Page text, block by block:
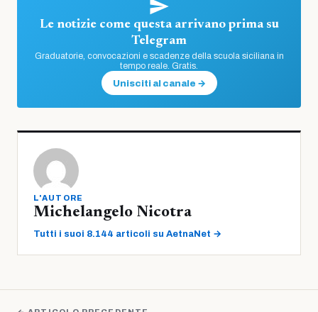
Le notizie come questa arrivano prima su
Telegram
Graduatorie, convocazioni e scadenze della scuola siciliana in
tempo reale. Gratis.
Unisciti al canale →
L'AUTORE
Michelangelo Nicotra
Tutti i suoi 8.144 articoli su AetnaNet →